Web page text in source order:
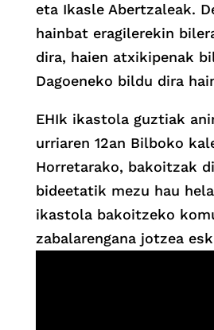
eta Ikasle Abertzaleak.
hainbat eragilerekin
dira, haien atxikipenak
Dagoeneko bildu dira
EHIk ikastola guztiak
urriaren 12an Bilboko
Horretarako, bakoitzak
bideetatik mezu hau
ikastola bakoitzeko
zabalarengana jotzea